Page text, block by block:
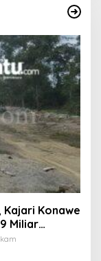
Kajari Konawe
Miliar